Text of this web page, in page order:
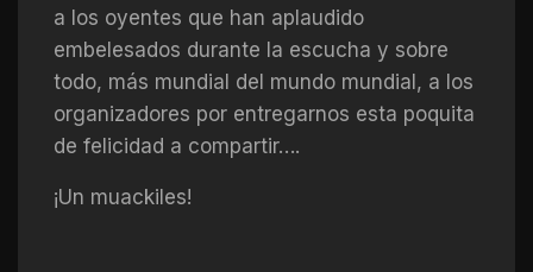
a los oyentes que han aplaudido
embelesados durante la escucha y sobre
todo, más mundial del mundo mundial, a los
organizadores por entregarnos esta poquita
de felicidad a compartir….
¡Un muackiles!